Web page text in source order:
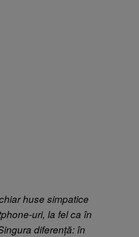
huse simpatice
uri, la fel ca în
diferență: în